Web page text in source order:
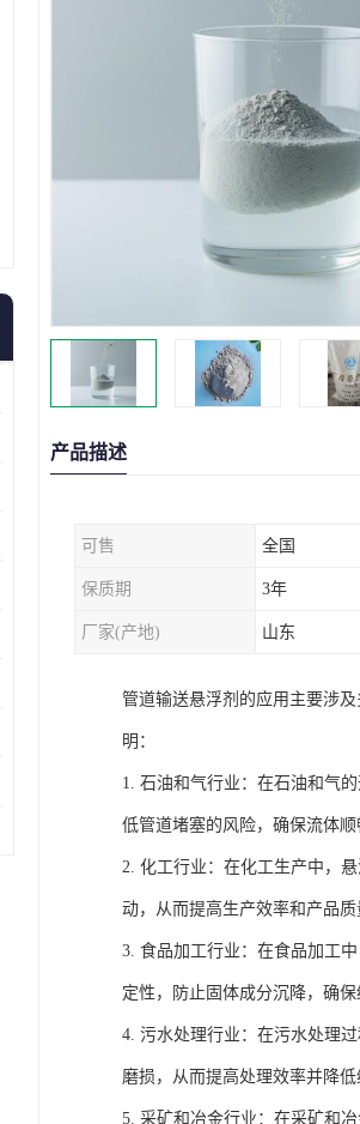
产品描述
可售 全国
保质期 3年
厂家(产地) 山东
管道输送悬浮剂的应用主要涉
明：
1. 石油和气行业：在石油和气
低管道堵塞的风险，确保流体
2. 化工行业：在化工生产中，
动，从而提高生产效率和产品质
3. 食品加工行业：在食品加工
定性，防止固体成分沉降，确保
4. 污水处理行业：在污水处理
磨损，从而提高处理效率并降低
5. 采矿和冶金行业：在采矿和